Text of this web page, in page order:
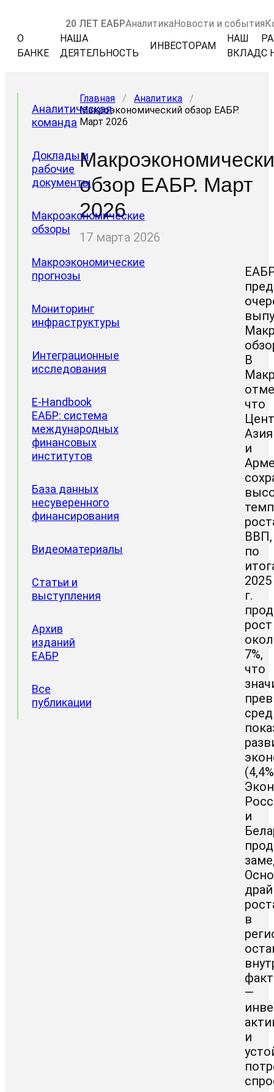
20 ЛЕТ ЕАБРАналитикаНовости и события
О
БАНКЕ
НАША
ДЕЯТЕЛЬНОСТЬ
ИНВЕСТОРАМ
НАШ
ВКЛАДС
Аналитическая
команда
Доклады и
рабочие
документы
Макроэкономические
обзоры
Макроэкономические
прогнозы
Мониторинг
инфраструктуры
Интеграционные
исследования
Проектные
направления
Доклады
ЦИИ
E-Handbook
ЕАБР: система
международных
финансовых
институтов
База данных
несуверенного
финансирования
Видеоматериалы
Статьи и
выступления
Архив
изданий
ЕАБР
Все
публикации
Главная / Аналитика
/
Макроэкономический обзор ЕАБР.
Март 2026
обзор ЕАБР. Март
2026
17 марта 2026
В
что
Азия
и
ВВП,
по
2025
г.
рост
7%,
что
и
в
—
и